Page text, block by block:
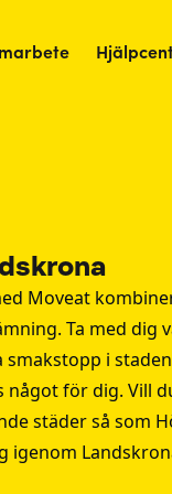
Moveat
Ta med dig
i
för dig. Vill
städer så som
igenom